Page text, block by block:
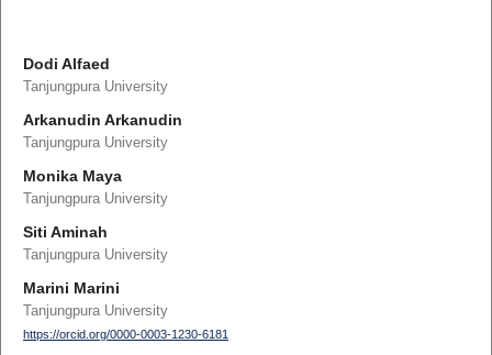
Dodi Alfaed
Tanjungpura University
Arkanudin Arkanudin
Tanjungpura University
Monika Maya
Tanjungpura University
Siti Aminah
Tanjungpura University
Marini Marini
Tanjungpura University
https://orcid.org/0000-0003-1230-6181